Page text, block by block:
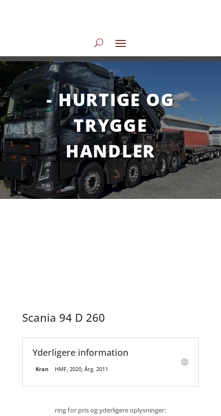
- HURTIGE OG
TRYGGE
HANDLER
Scania 94 D 260
Yderligere information
Kran HMF, 2020, Årg. 2011
ring for pris og yderligere oplysninger: